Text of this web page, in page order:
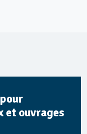
et ouvrages